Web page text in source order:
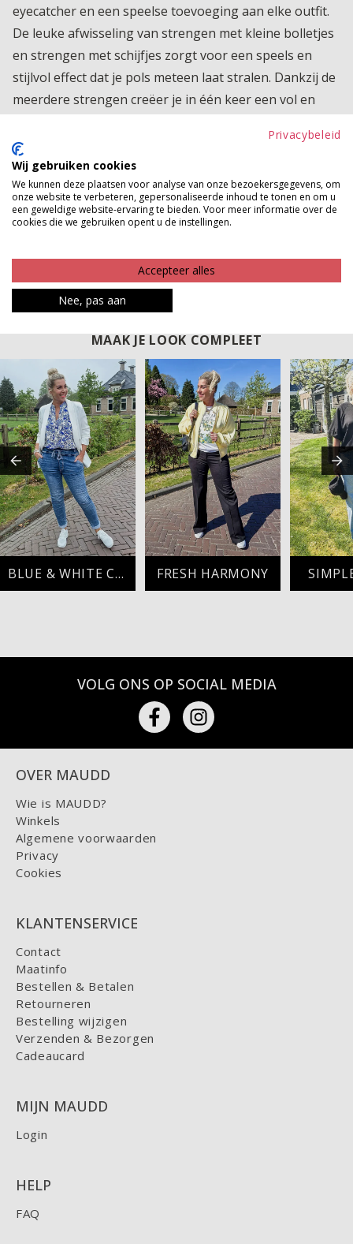
eyecatcher en een speelse toevoeging aan elke outfit.
De leuke afwisseling van strengen met kleine bolletjes
en strengen met schijfjes zorgt voor een speels en
stijlvol effect dat je pols meteen laat stralen. Dankzij de
meerdere strengen creëer je in één keer een vol en
prijsje. De armband zit comfortabel om vrijwel elke pols
en is perfect om je outfit direct op te leuken, of je nu
kiest voor een casual look, een zomerse vibe of een
feestelijke touch. Met deze armband laat je moeiteloos
jouw eigen unieke stijl zien.
Betaalinformatie
MAAK JE LOOK COMPLEET
BLUE & WHITE CHIC FRESH HARMONY
VOLG ONS OP SOCIAL MEDIA
OVER MAUDD
Wie is MAUDD?
Winkels
Algemene voorwaarden
Privacy
Cookies
KLANTENSERVICE
Contact
Maatinfo
Bestellen & Betalen
Retourneren
Bestelling wijzigen
Verzenden & Bezorgen
Cadeaucard
MIJN MAUDD
Login
HELP
FAQ
Privacybeleid
Wij gebruiken cookies
We kunnen deze plaatsen voor analyse van onze bezoekersgegevens, om
onze website te verbeteren, gepersonaliseerde inhoud te tonen en om u
een geweldige website-ervaring te bieden. Voor meer informatie over de
cookies die we gebruiken opent u de instellingen.
Accepteer alles
Nee, pas aan